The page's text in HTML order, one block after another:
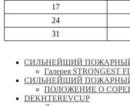
17
24
31
СИЛЬНЕЙШИЙ
Галерея STRONGEST
СИЛЬНЕЙШИЙ ПОЖАРНЫЙ
ПОЛОЖЕНИЕ О
DEKHTEREVCUP